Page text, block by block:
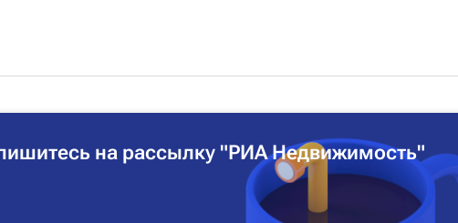
на рассылку "РИА Недвижимость"